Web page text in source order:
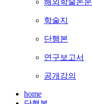
해외학술논문
학술지
단행본
연구보고서
공개강의
home